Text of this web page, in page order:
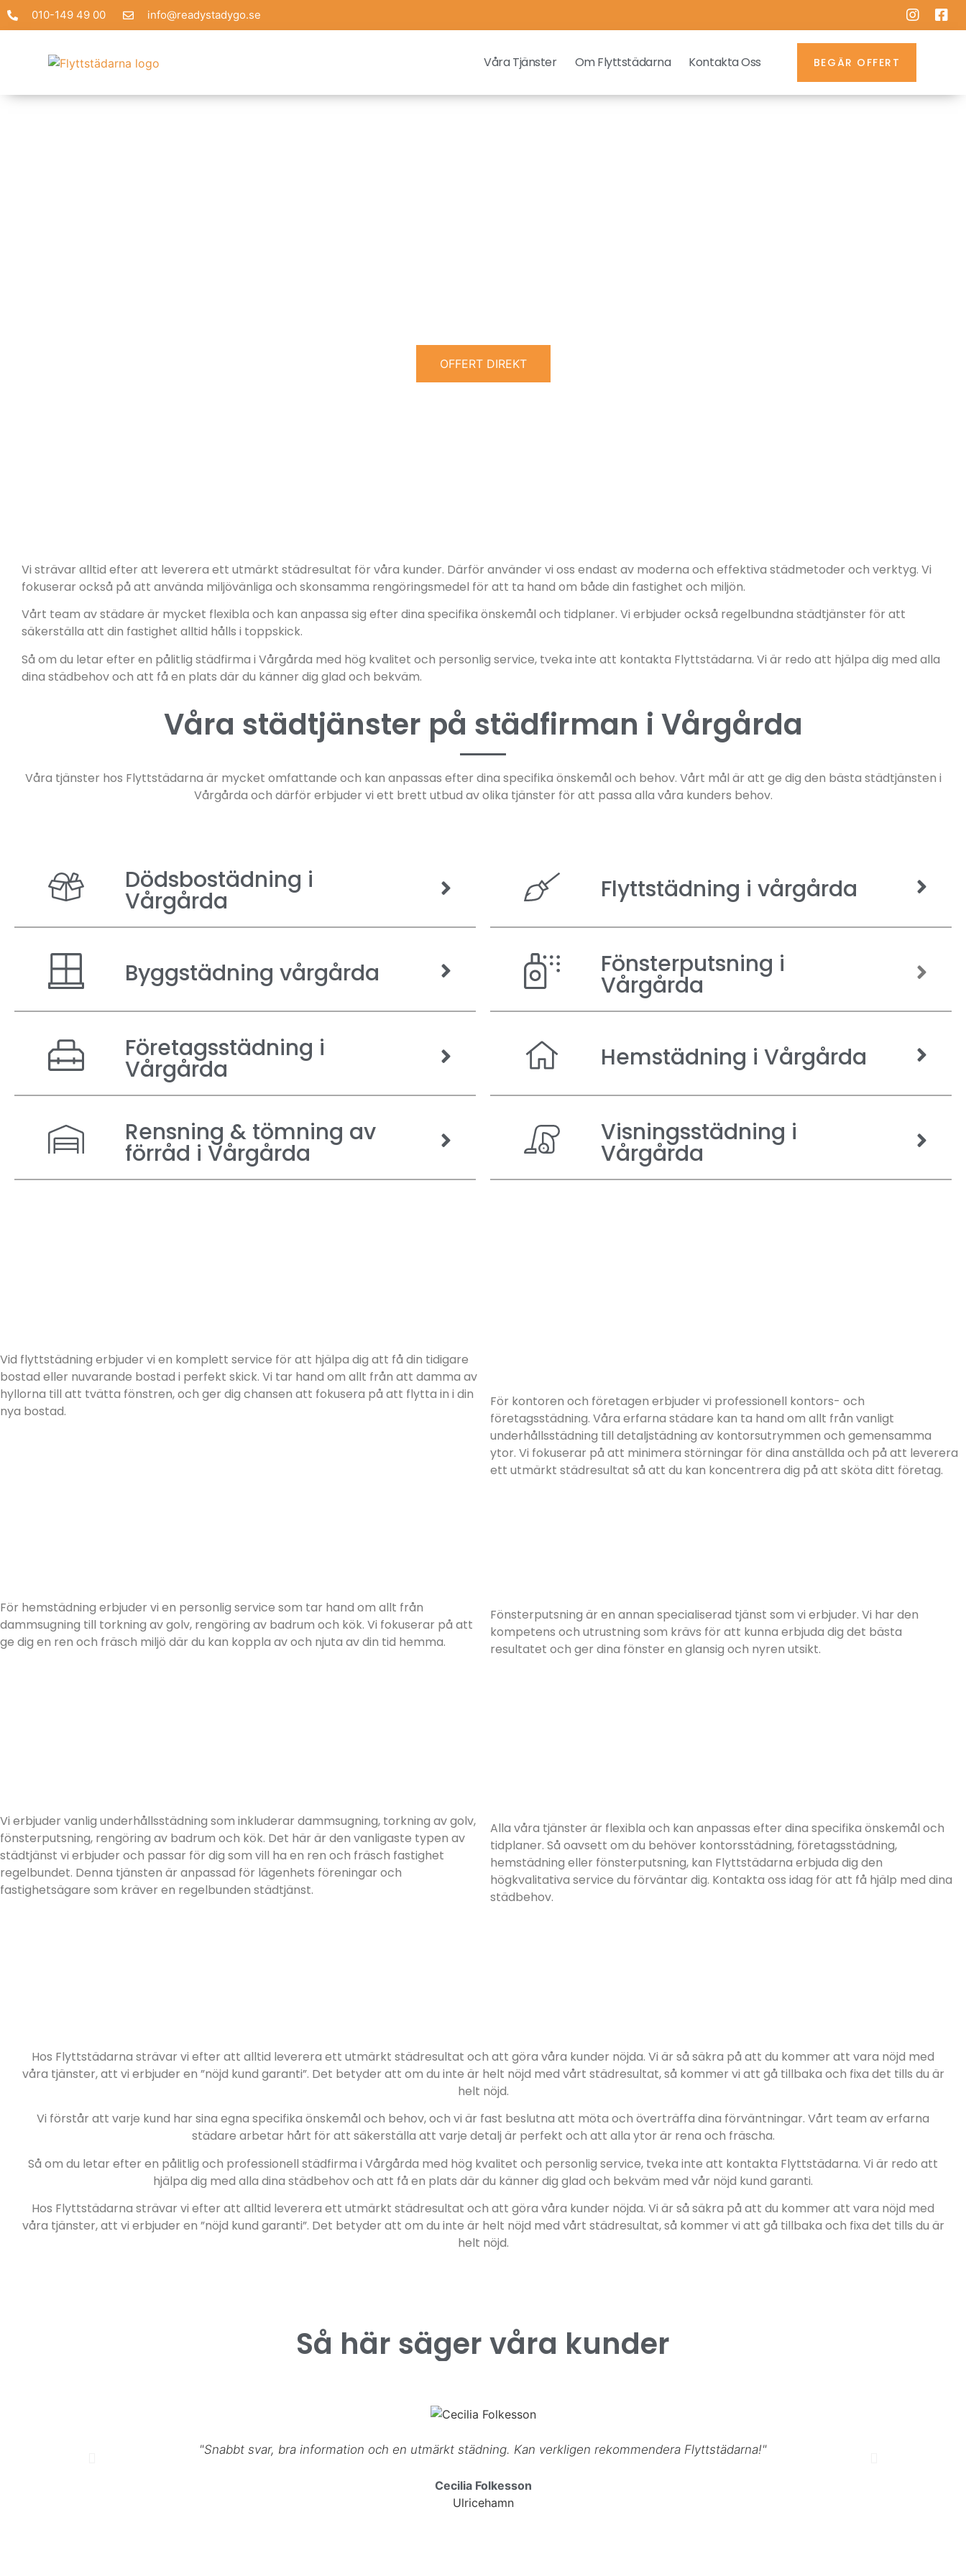
010-149 49 00 info@readystadygo.se
Våra Tjänster Om Flyttstädarna Kontakta Oss BEGÄR OFFERT
OFFERT DIREKT
Vi strävar alltid efter att leverera ett utmärkt städresultat för våra kunder. Därför använder vi oss endast av moderna och effektiva städmetoder och verktyg. Vi
fokuserar också på att använda miljövänliga och skonsamma rengöringsmedel för att ta hand om både din fastighet och miljön.
Vårt team av städare är mycket flexibla och kan anpassa sig efter dina specifika önskemål och tidplaner. Vi erbjuder också regelbundna städtjänster för att
säkerställa att din fastighet alltid hålls i toppskick.
Så om du letar efter en pålitlig städfirma i Vårgårda med hög kvalitet och personlig service, tveka inte att kontakta Flyttstädarna. Vi är redo att hjälpa dig med alla
dina städbehov och att få en plats där du känner dig glad och bekväm.
Våra städtjänster på städfirman i Vårgårda
Våra tjänster hos Flyttstädarna är mycket omfattande och kan anpassas efter dina specifika önskemål och behov. Vårt mål är att ge dig den bästa städtjänsten i
Vårgårda och därför erbjuder vi ett brett utbud av olika tjänster för att passa alla våra kunders behov.
Dödsbostädning i
Vårgårda Flyttstädning i vårgårda
Byggstädning vårgårda Fönsterputsning i
Vårgårda
Företagsstädning i
Vårgårda Hemstädning i Vårgårda
Rensning & tömning av
förråd i Vårgårda
Visningsstädning i
Vårgårda
Vid flyttstädning erbjuder vi en komplett service för att hjälpa dig att få din tidigare
bostad eller nuvarande bostad i perfekt skick. Vi tar hand om allt från att damma av
hyllorna till att tvätta fönstren, och ger dig chansen att fokusera på att flytta in i din
nya bostad.
För kontoren och företagen erbjuder vi professionell kontors- och
företagsstädning. Våra erfarna städare kan ta hand om allt från vanligt
underhållsstädning till detaljstädning av kontorsutrymmen och gemensamma
ytor. Vi fokuserar på att minimera störningar för dina anställda och på att leverera
ett utmärkt städresultat så att du kan koncentrera dig på att sköta ditt företag.
För hemstädning erbjuder vi en personlig service som tar hand om allt från
dammsugning till torkning av golv, rengöring av badrum och kök. Vi fokuserar på att
ge dig en ren och fräsch miljö där du kan koppla av och njuta av din tid hemma.
Fönsterputsning är en annan specialiserad tjänst som vi erbjuder. Vi har den
kompetens och utrustning som krävs för att kunna erbjuda dig det bästa
resultatet och ger dina fönster en glansig och nyren utsikt.
Vi erbjuder vanlig underhållsstädning som inkluderar dammsugning, torkning av golv,
fönsterputsning, rengöring av badrum och kök. Det här är den vanligaste typen av
städtjänst vi erbjuder och passar för dig som vill ha en ren och fräsch fastighet
regelbundet. Denna tjänsten är anpassad för lägenhets föreningar och
fastighetsägare som kräver en regelbunden städtjänst.
Alla våra tjänster är flexibla och kan anpassas efter dina specifika önskemål och
tidplaner. Så oavsett om du behöver kontorsstädning, företagsstädning,
hemstädning eller fönsterputsning, kan Flyttstädarna erbjuda dig den
högkvalitativa service du förväntar dig. Kontakta oss idag för att få hjälp med dina
städbehov.
Hos Flyttstädarna strävar vi efter att alltid leverera ett utmärkt städresultat och att göra våra kunder nöjda. Vi är så säkra på att du kommer att vara nöjd med
våra tjänster, att vi erbjuder en ”nöjd kund garanti”. Det betyder att om du inte är helt nöjd med vårt städresultat, så kommer vi att gå tillbaka och fixa det tills du är
helt nöjd.
Vi förstår att varje kund har sina egna specifika önskemål och behov, och vi är fast beslutna att möta och överträffa dina förväntningar. Vårt team av erfarna
städare arbetar hårt för att säkerställa att varje detalj är perfekt och att alla ytor är rena och fräscha.
Så om du letar efter en pålitlig och professionell städfirma i Vårgårda med hög kvalitet och personlig service, tveka inte att kontakta Flyttstädarna. Vi är redo att
hjälpa dig med alla dina städbehov och att få en plats där du känner dig glad och bekväm med vår nöjd kund garanti.
Hos Flyttstädarna strävar vi efter att alltid leverera ett utmärkt städresultat och att göra våra kunder nöjda. Vi är så säkra på att du kommer att vara nöjd med
våra tjänster, att vi erbjuder en ”nöjd kund garanti”. Det betyder att om du inte är helt nöjd med vårt städresultat, så kommer vi att gå tillbaka och fixa det tills du är
helt nöjd.
Så här säger våra kunder
"Snabbt svar, bra information och en utmärkt städning. Kan verkligen rekommendera Flyttstädarna!"
Cecilia Folkesson
Ulricehamn